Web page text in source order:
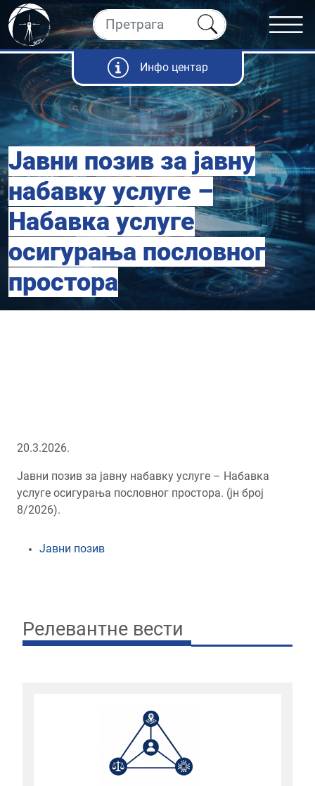
Инфо центар
Јавни позив за јавну
набавку услуге –
Набавка услуге
осигурања пословног
простора
20.3.2026.
Јавни позив за јавну набавку услуге – Набавка
услуге осигурања пословног простора. (јн број
8/2026).
Јавни позив
Релевантне вести